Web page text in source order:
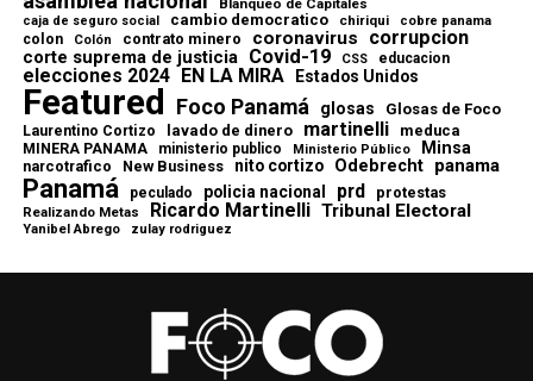
Blanqueo de Capitales
caja de seguro social cambio democratico chiriqui cobre panama
colon Colón contrato minero coronavirus corrupcion
corte suprema de justicia Covid-19 CSS educacion
elecciones 2024 EN LA MIRA Estados Unidos
Featured Foco Panamá glosas Glosas de Foco
Laurentino Cortizo lavado de dinero martinelli meduca
MINERA PANAMA ministerio publico Ministerio Público Minsa
narcotrafico New Business nito cortizo Odebrecht panama
Panamá peculado policia nacional prd protestas
Realizando Metas Ricardo Martinelli Tribunal Electoral
Yanibel Abrego zulay rodriguez